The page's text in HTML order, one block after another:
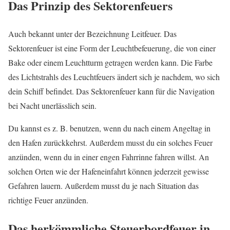
Das Prinzip des Sektorenfeuers
Auch bekannt unter der Bezeichnung Leitfeuer. Das
Sektorenfeuer ist eine Form der Leuchtbefeuerung, die von einer
Bake oder einem Leuchtturm getragen werden kann. Die Farbe
des Lichtstrahls des Leuchtfeuers ändert sich je nachdem, wo sich
dein Schiff befindet. Das Sektorenfeuer kann für die Navigation
bei Nacht unerlässlich sein.
Du kannst es z. B. benutzen, wenn du nach einem Angeltag in
den Hafen zurückkehrst. Außerdem musst du ein solches Feuer
anzünden, wenn du in einer engen Fahrrinne fahren willst. An
solchen Orten wie der Hafeneinfahrt können jederzeit gewisse
Gefahren lauern. Außerdem musst du je nach Situation das
richtige Feuer anzünden.